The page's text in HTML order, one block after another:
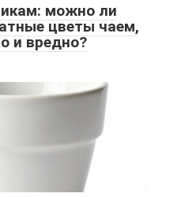
можно ли
цветы чаем,
и вредно?